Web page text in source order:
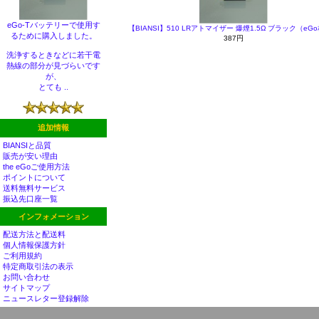
eGo-Tバッテリーで使用す
るために購入しました。
洗浄するときなどに若干電
熱線の部分が見づらいです
が、
とても ..
追加情報
BIANSIと品質
販売が安い理由
the eGoご使用方法
ポイントについて
送料無料サービス
振込先口座一覧
インフォメーション
配送方法と配送料
個人情報保護方針
ご利用規約
特定商取引法の表示
お問い合わせ
サイトマップ
ニュースレター登録解除
【BIANSI】510 LRアトマイザー 爆煙1.5Ω ブラック（eGo
387円